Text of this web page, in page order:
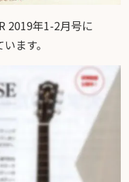
2019年1-2月号に
ます。